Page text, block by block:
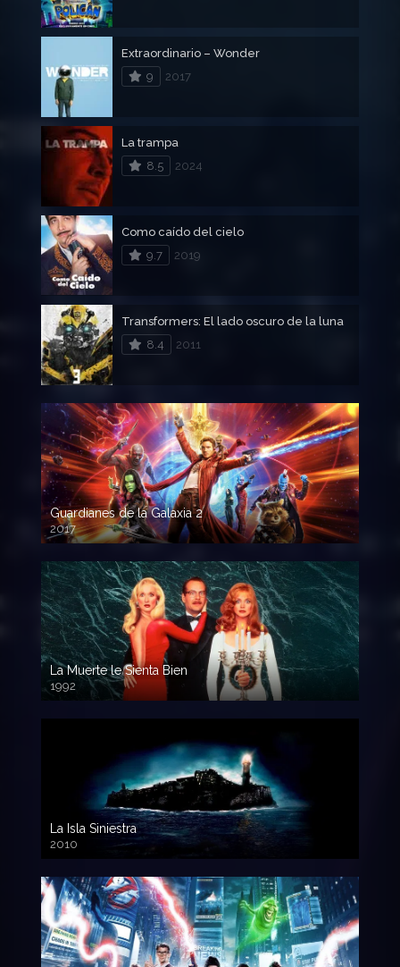
Extraordinario – Wonder
9
2017
La trampa
8.5
2024
Como caído del cielo
9.7
2019
Transformers: El lado oscuro de la luna
8.4
2011
Guardianes de la Galaxia 2
2017
720p HD
La Muerte le Sienta Bien
1992
720p HD
La Isla Siniestra
2010
720p HD